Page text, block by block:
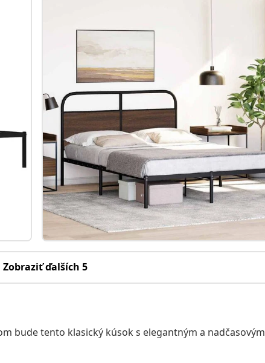
Zobraziť ďalších 5
bude tento klasický kúsok s elegantným a nadčasovým